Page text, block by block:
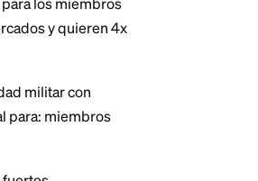
viajeros que quieren acceso
los miembros elegibles bajo la
y viajes más un seguro